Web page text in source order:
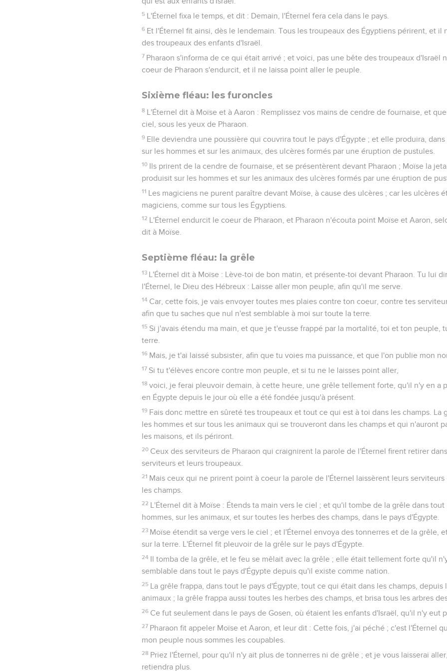
5 L'Éternel fixa le temps, et dit : Demain, l'Éternel fera cela dans le pays.
6 Et l'Éternel fit ainsi, dès le lendemain. Tous les troupeaux des Égyptiens périrent, et il
des troupeaux des enfants d'Israël.
7 Pharaon s'informa de ce qui était arrivé ; et voici, pas une bête des troupeaux d'Israël
coeur de Pharaon s'endurcit, et il ne laissa point aller le peuple.
Sixième fléau: les furoncles
8 L'Éternel dit à Moïse et à Aaron : Remplissez vos mains de cendre de fournaise, et
ciel, sous les yeux de Pharaon.
9 Elle deviendra une poussière qui couvrira tout le pays d'Égypte ; et elle produira,
sur les hommes et sur les animaux, des ulcères formés par une éruption de pustules.
10 Ils prirent de la cendre de fournaise, et se présentèrent devant Pharaon ; Moïse la
produisit sur les hommes et sur les animaux des ulcères formés par une éruption de
11 Les magiciens ne purent paraître devant Moïse, à cause des ulcères ; car les ulcères
magiciens, comme sur tous les Égyptiens.
12 L'Éternel endurcit le coeur de Pharaon, et Pharaon n'écouta point Moïse et Aaron,
dit à Moïse.
Septième fléau: la grêle
13 L'Éternel dit à Moïse : Lève-toi de bon matin, et présente-toi devant Pharaon. Tu lui
l'Éternel, le Dieu des Hébreux : Laisse aller mon peuple, afin qu'il me serve.
14 Car, cette fois, je vais envoyer toutes mes plaies contre ton coeur, contre tes
afin que tu saches que nul n'est semblable à moi sur toute la terre.
15 Si j'avais étendu ma main, et que je t'eusse frappé par la mortalité, toi et ton peuple,
terre.
16 Mais, je t'ai laissé subsister, afin que tu voies ma puissance, et que l'on publie mon
17 Si tu t'élèves encore contre mon peuple, et si tu ne le laisses point aller,
18 voici, je ferai pleuvoir demain, à cette heure, une grêle tellement forte, qu'il n'y en a
en Égypte depuis le jour où elle a été fondée jusqu'à présent.
19 Fais donc mettre en sûreté tes troupeaux et tout ce qui est à toi dans les champs. La
les hommes et sur tous les animaux qui se trouveront dans les champs et qui n'auront
les maisons, et ils périront.
20 Ceux des serviteurs de Pharaon qui craignirent la parole de l'Éternel firent retirer
serviteurs et leurs troupeaux.
21 Mais ceux qui ne prirent point à coeur la parole de l'Éternel laissèrent leurs
les champs.
22 L'Éternel dit à Moïse : Étends ta main vers le ciel ; et qu'il tombe de la grêle dans tout
hommes, sur les animaux, et sur toutes les herbes des champs, dans le pays d'Égypte.
23 Moïse étendit sa verge vers le ciel ; et l'Éternel envoya des tonnerres et de la grêle,
sur la terre. L'Éternel fit pleuvoir de la grêle sur le pays d'Égypte.
24 Il tomba de la grêle, et le feu se mêlait avec la grêle ; elle était tellement forte qu'il
semblable dans tout le pays d'Égypte depuis qu'il existe comme nation.
25 La grêle frappa, dans tout le pays d'Égypte, tout ce qui était dans les champs, depuis
animaux ; la grêle frappa aussi toutes les herbes des champs, et brisa tous les arbres
26 Ce fut seulement dans le pays de Gosen, où étaient les enfants d'Israël, qu'il n'y eut
27 Pharaon fit appeler Moïse et Aaron, et leur dit : Cette fois, j'ai péché ; c'est l'Éternel
mon peuple nous sommes les coupables.
28 Priez l'Éternel, pour qu'il n'y ait plus de tonnerres ni de grêle ; et je vous laisserai
retiendra plus.